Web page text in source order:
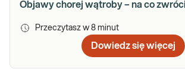
Objawy chorej wątroby – na co
Przeczytasz w 8 minut
Dowiedz się więcej